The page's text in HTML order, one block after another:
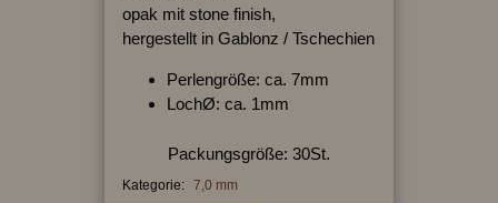
opak mit stone finish,
hergestellt in Gablonz / Tschechien
Perlengröße: ca. 7mm
LochØ: ca. 1mm
Packungsgröße: 30St.
Kategorie: 7,0 mm